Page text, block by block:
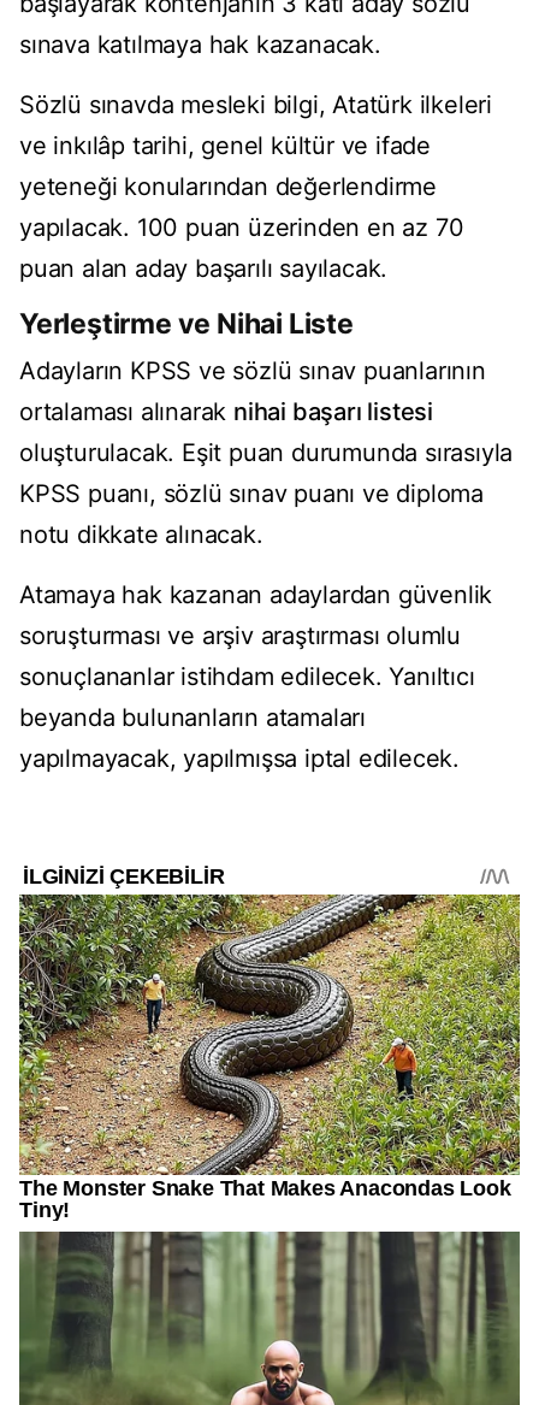
sınava katılmaya hak kazanacak.
Sözlü sınavda mesleki bilgi, Atatürk ilkeleri
ve inkılâp tarihi, genel kültür ve ifade
yeteneği konularından değerlendirme
yapılacak. 100 puan üzerinden en az 70
puan alan aday başarılı sayılacak.
Yerleştirme ve Nihai Liste
Adayların KPSS ve sözlü sınav puanlarının
ortalaması alınarak nihai başarı listesi
oluşturulacak. Eşit puan durumunda sırasıyla
KPSS puanı, sözlü sınav puanı ve diploma
notu dikkate alınacak.
Atamaya hak kazanan adaylardan güvenlik
soruşturması ve arşiv araştırması olumlu
sonuçlananlar istihdam edilecek. Yanıltıcı
beyanda bulunanların atamaları
yapılmayacak, yapılmışsa iptal edilecek.